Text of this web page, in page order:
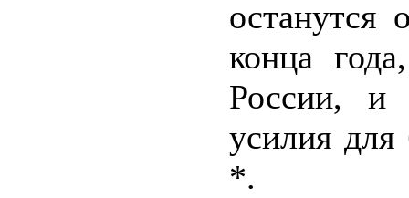
останутся
конца
России, и
усилия
*.